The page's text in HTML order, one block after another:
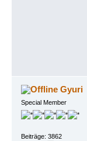
Gyuri
Special Member
Beiträge: 3862